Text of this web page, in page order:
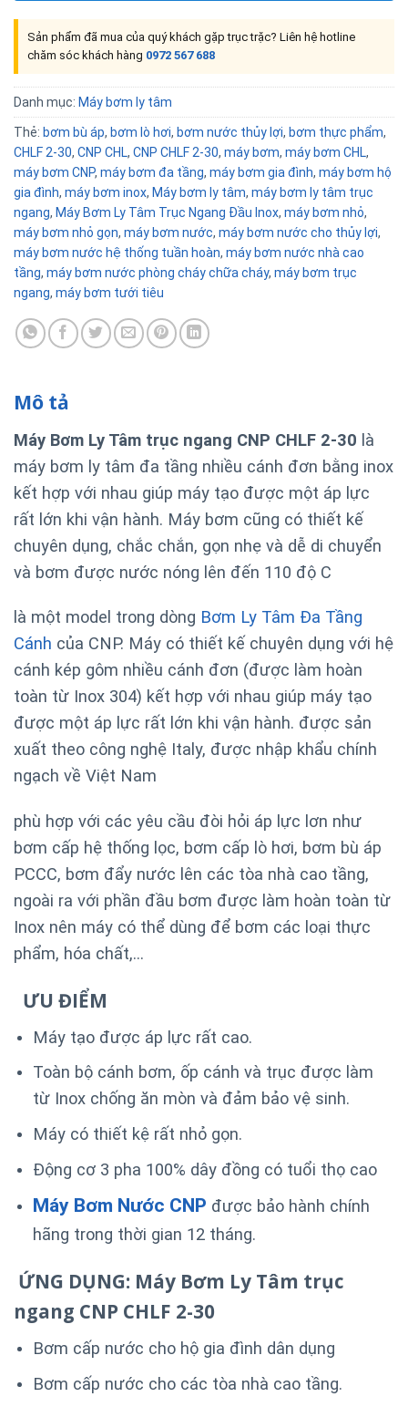
Sản phẩm đã mua của quý khách gặp trục trặc? Liên hệ hotline
chăm sóc khách hàng 0972 567 688
Danh mục: Máy bơm ly tâm
Thẻ: bơm bù áp, bơm lò hơi, bơm nước thủy lợi, bơm thực phẩm,
CHLF 2-30, CNP CHL, CNP CHLF 2-30, máy bơm, máy bơm CHL,
máy bơm CNP, máy bơm đa tầng, máy bơm gia đình, máy bơm hộ
gia đình, máy bơm inox, Máy bơm ly tâm, máy bơm ly tâm trục
ngang, Máy Bơm Ly Tâm Trục Ngang Đầu Inox, máy bơm nhỏ,
máy bơm nhỏ gọn, máy bơm nước, máy bơm nước cho thủy lợi,
máy bơm nước hệ thống tuần hoàn, máy bơm nước nhà cao
tầng, máy bơm nước phòng cháy chữa cháy, máy bơm trục
ngang, máy bơm tưới tiêu
Mô tả
Máy Bơm Ly Tâm trục ngang CNP CHLF 2-30 là
máy bơm ly tâm đa tầng nhiều cánh đơn bằng inox
kết hợp với nhau giúp máy tạo được một áp lực
rất lớn khi vận hành. Máy bơm cũng có thiết kế
chuyên dụng, chắc chắn, gọn nhẹ và dễ di chuyển
và bơm được nước nóng lên đến 110 độ C
là một model trong dòng Bơm Ly Tâm Đa Tầng
Cánh của CNP. Máy có thiết kế chuyên dụng với hệ
cánh kép gôm nhiều cánh đơn (được làm hoàn
toàn từ Inox 304) kết hợp với nhau giúp máy tạo
được một áp lực rất lớn khi vận hành. được sản
xuất theo công nghệ Italy, được nhập khẩu chính
ngạch về Việt Nam
phù hợp với các yêu cầu đòi hỏi áp lực lơn như
bơm cấp hệ thống lọc, bơm cấp lò hơi, bơm bù áp
PCCC, bơm đẩy nước lên các tòa nhà cao tầng,
ngoài ra với phần đầu bơm được làm hoàn toàn từ
Inox nên máy có thể dùng để bơm các loại thực
phẩm, hóa chất,…
ƯU ĐIỂM
Máy tạo được áp lực rất cao.
Toàn bộ cánh bơm, ốp cánh và trục được làm
từ Inox chống ăn mòn và đảm bảo vệ sinh.
Máy có thiết kệ rất nhỏ gọn.
Động cơ 3 pha 100% dây đồng có tuổi thọ cao
Máy Bơm Nước CNP được bảo hành chính
hãng trong thời gian 12 tháng.
ỨNG DỤNG: Máy Bơm Ly Tâm trục
ngang CNP CHLF 2-30
Bơm cấp nước cho hộ gia đình dân dụng
Bơm cấp nước cho các tòa nhà cao tầng.